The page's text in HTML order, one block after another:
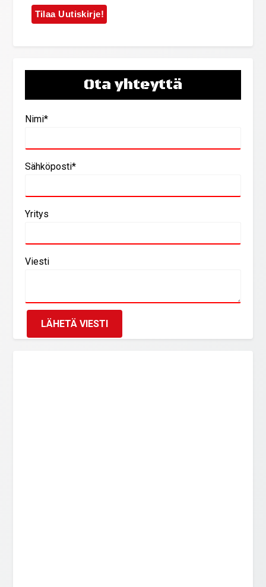
Ota yhteyttä
Nimi*
Sähköposti*
Yritys
Viesti